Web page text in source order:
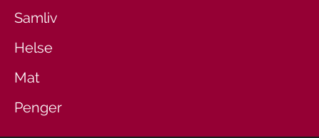
Samliv
Helse
Mat
Penger